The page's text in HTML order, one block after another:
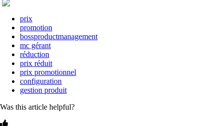
prix
promotion
bossproductmanagement
mc gérant
réduction
prix réduit
prix promotionnel
configuration
gestion produit
Was this article helpful?